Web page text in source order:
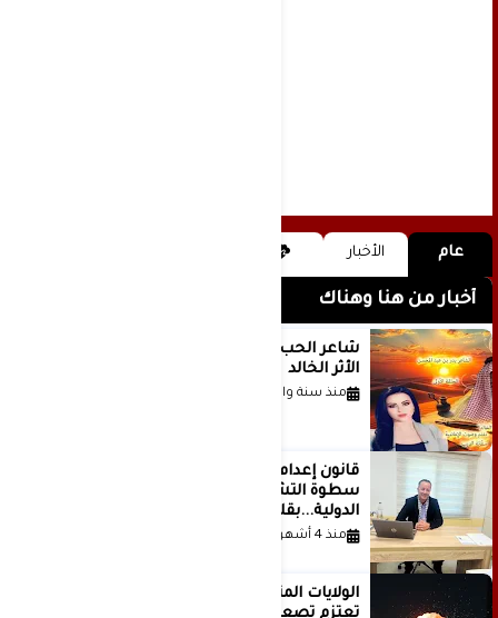
عام الأخبار
أخبار من هنا وهناك
الأثر الخالد
منذ سنة واحدة
قانون إعدام الأسرى الفلسطينيين: بين
سطوة التشريع وانهيار منظومة العدالة
الدولية...بقلم الدكتور وسيم وني
منذ 4 أشهر
الولايات المتحدة أبلغت إسرائيل بأنها
تعتزم تصعيد هجماتها على إيران